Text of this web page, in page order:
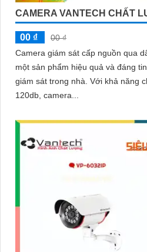
CAMERA VANTECH CHẤT
00 ₫
00 ₫
Camera giám sát cấp nguồn qua
một sản phẩm hiệu quả và đáng
giám sát trong nhà. Với khả năng chống ngược sáng DWDR
120db, camera...